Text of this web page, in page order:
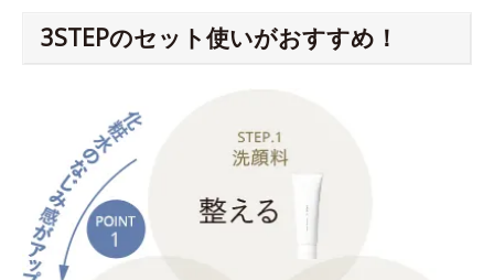
3STEPのセット使いがおすすめ！